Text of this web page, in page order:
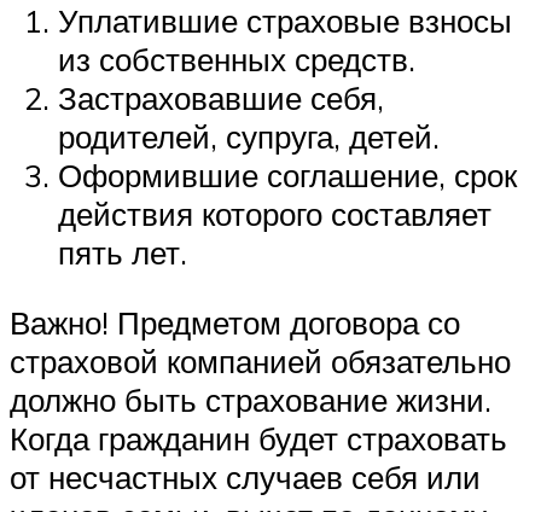
Уплатившие страховые взносы
из собственных средств.
Застраховавшие себя,
родителей, супруга, детей.
Оформившие соглашение, срок
действия которого составляет
пять лет.
Важно! Предметом договора со
страховой компанией обязательно
должно быть страхование жизни.
Когда гражданин будет страховать
от несчастных случаев себя или